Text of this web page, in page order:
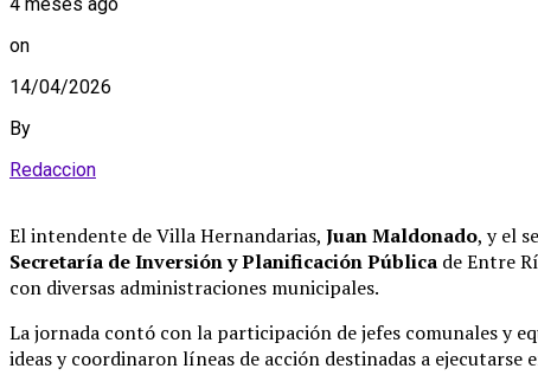
on
14/04/2026
By
Redaccion
El intendente de Villa Hernandarias, Juan Maldonado, y el
Secretaría de Inversión y Planificación Pública de Entre
con diversas administraciones municipales.
La jornada contó con la participación de jefes comunales y
ideas y coordinaron líneas de acción destinadas a